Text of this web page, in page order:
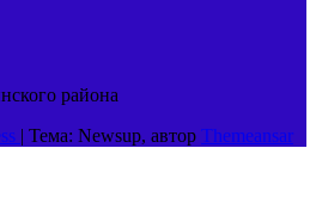
района
| Тема: Newsup, автор Themeansar